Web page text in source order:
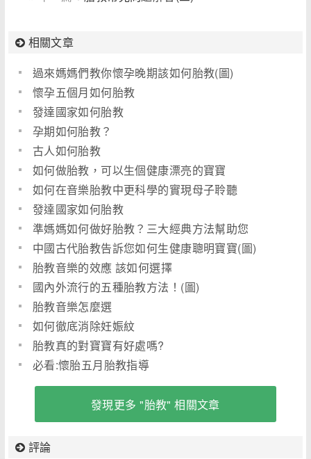
相關文章
過來媽媽們教你懷孕晚期該如何胎教(圖)
懷孕五個月如何胎教
發達國家如何胎教
孕期如何胎教？
古人如何胎教
如何做胎教，可以生個健康漂亮的寶寶
如何在音樂胎教中更科學的實現母子聆聽
發達國家如何胎教
準媽媽如何做好胎教？三大經典方法幫助您
中國古代胎教告訴您如何生健康聰明寶寶(圖)
胎教音樂的效應 該如何選擇
國內外流行的五種胎教方法！(圖)
胎教音樂怎麼選
如何徹底消除妊娠紋
胎教真的對寶寶有好處嗎?
必看:懷胎五月胎教指導
發現更多 "胎教" 相關文章
評論